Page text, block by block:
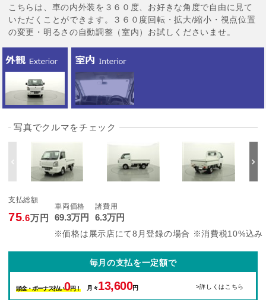
こちらは、車の内外装を３６０度、お好きな角度で自由に見て
いただくことができます。３６０度回転・拡大/縮小・視点位置
の変更・明るさの自動調整（室内）お試しくださいませ。
写真でクルマをチェック
支払総額
75.6万円
車両価格
69.3万円
諸費用
6.3万円
※価格は展示店にて8月登録の場合 ※消費税10%込み
毎月の支払を一定額で
頭金・ボーナス払い0円！ 月々13,600円 >詳しくはこちら